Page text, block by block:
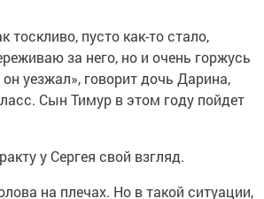
тоскливо, пусто как-то стало,
за него, но и очень горжусь
уезжал», говорит дочь Дарина,
Сын Тимур в этом году пойдет
у Сергея свой взгляд.
на плечах. Но в такой ситуации,